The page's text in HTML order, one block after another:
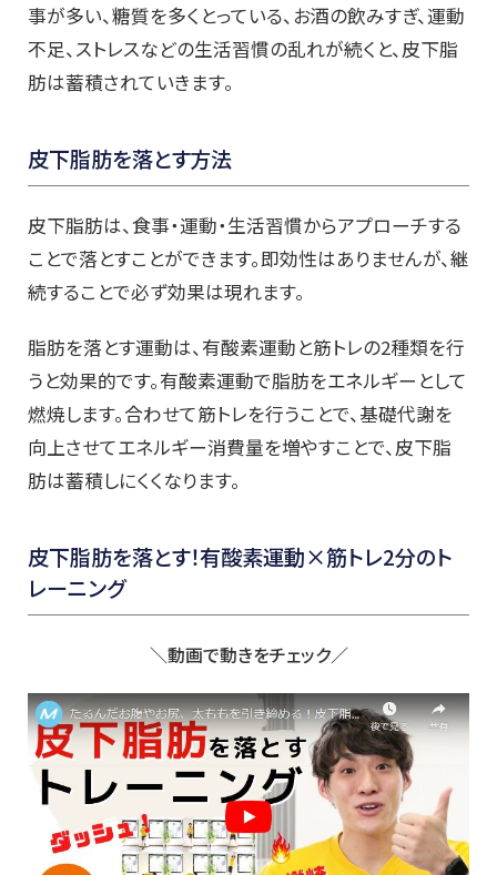
事が多い、糖質を多くとっている、お酒の飲みすぎ、運動
不足、ストレスなどの生活習慣の乱れが続くと、皮下脂
肪は蓄積されていきます。
皮下脂肪を落とす方法
皮下脂肪は、食事・運動・生活習慣からアプローチする
ことで落とすことができます。即効性はありませんが、継
続することで必ず効果は現れます。
脂肪を落とす運動は、有酸素運動と筋トレの2種類を行
うと効果的です。有酸素運動で脂肪をエネルギーとして
燃焼します。合わせて筋トレを行うことで、基礎代謝を
向上させてエネルギー消費量を増やすことで、皮下脂
肪は蓄積しにくくなります。
皮下脂肪を落とす！有酸素運動×筋トレ2分のト
レーニング
＼動画で動きをチェック／